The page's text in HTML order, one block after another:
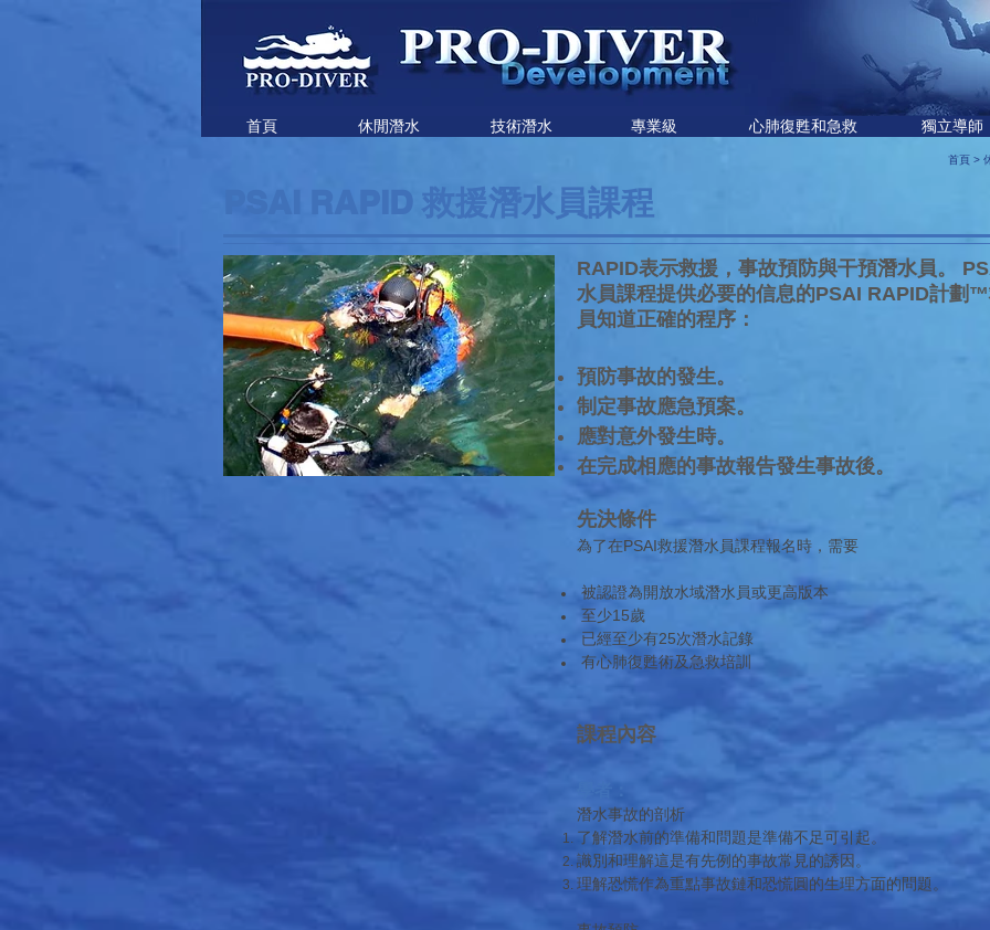
首頁 休閒潛水 技術潛水 專業級 心肺復甦和急救 獨立導師
首頁 >
PSAI RAPID 救援潛水員課程
RAPID表示救援，事故預防與干預潛水員。
水員課程提供必要的信息的PSAI RAPID計劃
員知道正確的程序：
預防事故的發生。
制定事故應急預案。
應對意外發生時。
在完成相應的事故報告發生事故後。
先決條件
為了在PSAI救援潛水員課程報名時，需要
被認證為開放水域潛水員或更高版本
至少15歲
已經至少有25次潛水記錄
有心肺復甦術及急救培訓
課程內容
潛水事故的剖析
了解潛水前的準備和問題是準備不足可引起。
識別和理解這是有先例的事故常見的誘因。
理解恐慌作為重點事故鏈和恐慌圓的生理方面的問題。